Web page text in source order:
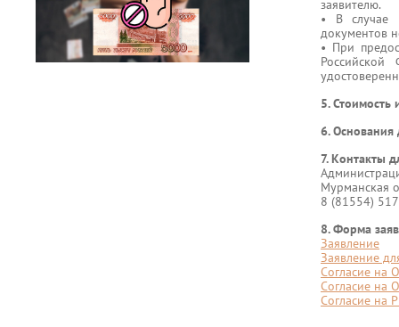
заявителю.
• В случае
документов
• При
Российской
5. Стоимость
6. Основания
7. Контакты
Мурманская
8 (81554)
8. Форма
Заявление
Заявление
Согласие на
Согласие на
Согласие на